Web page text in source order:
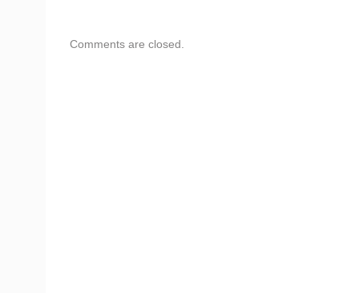
Comments are closed.